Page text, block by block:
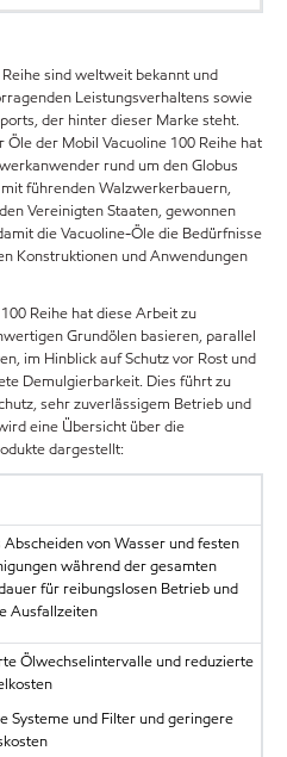
sind weltweit bekannt und
Leistungsverhaltens sowie
der hinter dieser Marke steht.
der Mobil Vacuoline 100 Reihe hat
rund um den Globus
führenden Walzwerkerbauern,
Vereinigten Staaten, gewonnen
die Vacuoline-Öle die Bedürfnisse
Konstruktionen und Anwendungen
Reihe hat diese Arbeit zu
Grundölen basieren, parallel
im Hinblick auf Schutz vor Rost und
Demulgierbarkeit. Dies führt zu
sehr zuverlässigem Betrieb und
eine Übersicht über die
dargestellt:
Abscheiden von Wasser und festen
während der gesamten
für reibungslosen Betrieb und
Ausfallzeiten
Ölwechselintervalle und reduzierte
Systeme und Filter und geringere